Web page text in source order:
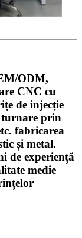
ODM,
CNC cu
de injecție
turnare prin
fabricarea
și metal.
de experiență
medie